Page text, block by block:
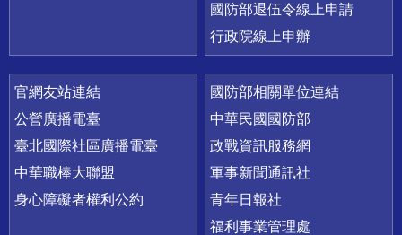
國防部退伍令線上申請
行政院線上申辦
官網友站連結
公營廣播電臺
臺北國際社區廣播電臺
中華職棒大聯盟
身心障礙者權利公約
國防部相關單位連結
中華民國國防部
政戰資訊服務網
軍事新聞通訊社
青年日報社
福利事業管理處